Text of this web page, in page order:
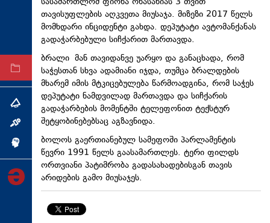
ტექნოლოგიები
ტაბლოიდი
არქივი
ინტერვიუ
ინქვიზიცია
თავისუფლების აღკვეთა მიუსაჯა. მიზეზი 2017 წელს
მომხდარი ინციდენტი გახდა. დეპუტატი ავტომანქანას
გადაჭარბებული სიჩქარით მართავდა.
ბრალი მან თავიდანვე უარყო და განაცხადა, რომ
საჭესთან სხვა ადამიანი იჯდა, თუმცა ბრალდების
მხარემ იმის მტკიცებულება წარმოადგინა, რომ საჭეს
დეპუტატი ნამდვილად მართავდა და სიჩქარის
გადაჭარბების მომენტში ტელეფონით ტექსტურ
შეტყობინებებსაც აგზავნიდა.
ბოლოს გაერთიანებულ სამეფოში პარლამენტის
წევრი 1991 წელს გაასამართლეს. ტერი ფილდს
ორთვიანი პატიმრობა გადასახადებისგან თავის
არიდების გამო მიუსაჯეს.